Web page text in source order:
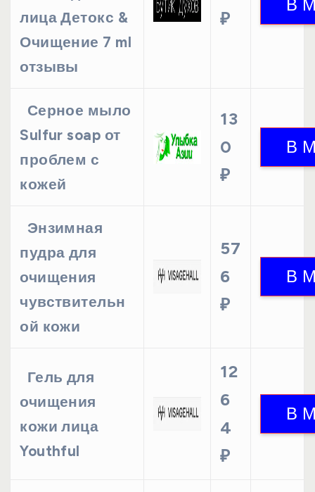
лица Детокс &
Очищение 7 ml
отзывы
₽
Серное мыло
Sulfur soap от
проблем с
кожей
13
0
₽
Энзимная
пудра для
очищения
чувствительн
ой кожи
57
6
₽
Гель для
очищения
кожи лица
Youthful
12
6
4
₽